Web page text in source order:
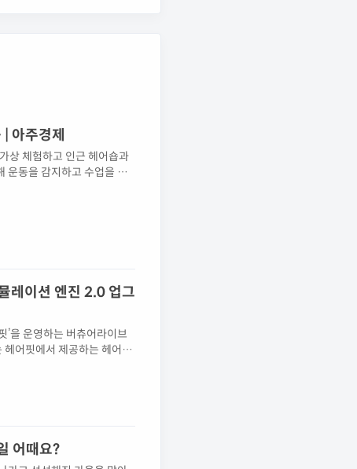
코로나 이후 관광혁신 이끌 새싹기업 12곳 | 아주경제
상 체험하고 인근 헤어숍과
운동을 감지하고 수업을 따
레이션 엔진 2.0 업그
’을 운영하는 버츄어라이브
어핏에서 제공하는 헤어스
어때요?